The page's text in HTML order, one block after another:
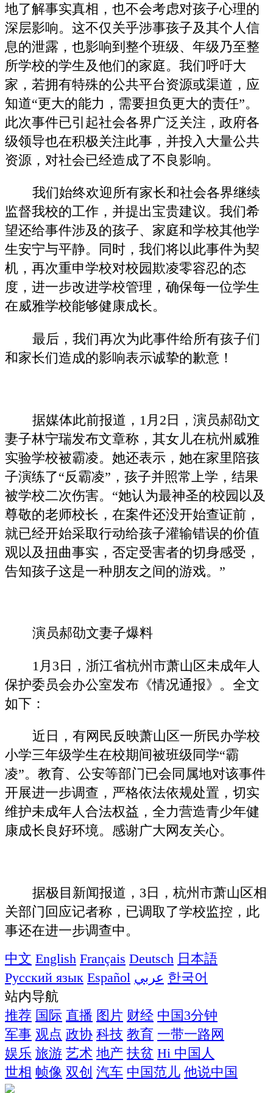
地了解事实真相，也不会考虑对孩子心理的
深层影响。这不仅关乎涉事孩子及其个人信
息的泄露，也影响到整个班级、年级乃至整
所学校的学生及他们的家庭。我们呼吁大
家，若拥有特殊的公共平台资源或渠道，应
知道“更大的能力，需要担负更大的责任”。
此次事件已引起社会各界广泛关注，政府各
级领导也在积极关注此事，并投入大量公共
资源，对社会已经造成了不良影响。
我们始终欢迎所有家长和社会各界继续
监督我校的工作，并提出宝贵建议。我们希
望还给事件涉及的孩子、家庭和学校其他学
生安宁与平静。同时，我们将以此事件为契
机，再次重申学校对校园欺凌零容忍的态
度，进一步改进学校管理，确保每一位学生
在威雅学校能够健康成长。
最后，我们再次为此事件给所有孩子们
和家长们造成的影响表示诚挚的歉意！
据媒体此前报道，1月2日，演员郝劭文
妻子林宁瑞发布文章称，其女儿在杭州威雅
实验学校被霸凌。她还表示，她在家里陪孩
子演练了“反霸凌”，孩子并照常上学，结果
被学校二次伤害。“她认为最神圣的校园以及
尊敬的老师校长，在案件还没开始查证前，
就已经开始采取行动给孩子灌输错误的价值
观以及扭曲事实，否定受害者的切身感受，
告知孩子这是一种朋友之间的游戏。”
演员郝劭文妻子爆料
1月3日，浙江省杭州市萧山区未成年人
保护委员会办公室发布《情况通报》。全文
如下：
近日，有网民反映萧山区一所民办学校
小学三年级学生在校期间被班级同学“霸
凌”。教育、公安等部门已会同属地对该事件
开展进一步调查，严格依法依规处置，切实
维护未成年人合法权益，全力营造青少年健
康成长良好环境。感谢广大网友关心。
据极目新闻报道，3日，杭州市萧山区相
关部门回应记者称，已调取了学校监控，此
事还在进一步调查中。
中文 English Français Deutsch 日本語
Русский язык Español عربي 한국어
站内导航
推荐 国际 直播 图片 财经 中国3分钟
军事 观点 政协 科技 教育 一带一路网
娱乐 旅游 艺术 地产 扶贫 Hi 中国人
世相 帧像 双创 汽车 中国范儿 他说中国